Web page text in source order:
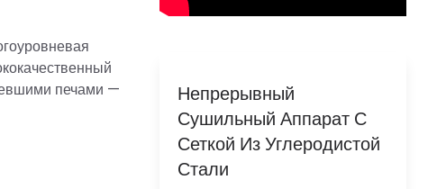
печами —
Непрерывный
Сушильный Аппарат С
Сеткой Из Углеродистой
Стали